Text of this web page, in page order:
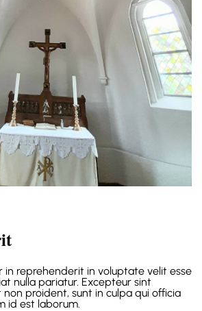
in reprehenderit in voluptate velit esse
nulla pariatur. Excepteur sint
proident, sunt in culpa qui officia
id est laborum.